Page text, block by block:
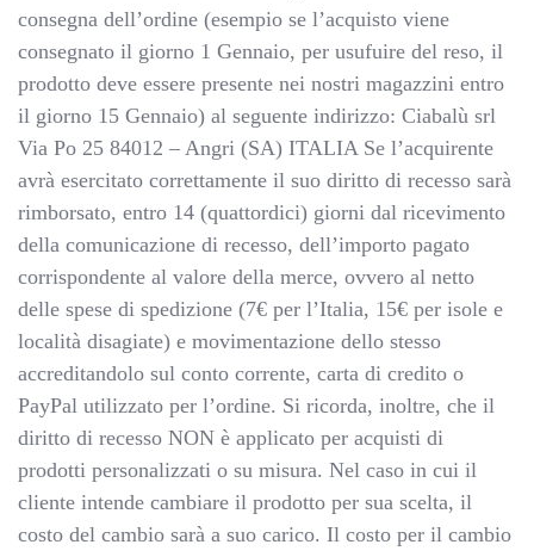
consegna dell’ordine (esempio se l’acquisto viene
consegnato il giorno 1 Gennaio, per usufuire del reso, il
prodotto deve essere presente nei nostri magazzini entro
il giorno 15 Gennaio) al seguente indirizzo: Ciabalù srl
Via Po 25 84012 – Angri (SA) ITALIA Se l’acquirente
avrà esercitato correttamente il suo diritto di recesso sarà
rimborsato, entro 14 (quattordici) giorni dal ricevimento
della comunicazione di recesso, dell’importo pagato
corrispondente al valore della merce, ovvero al netto
delle spese di spedizione (7€ per l’Italia, 15€ per isole e
località disagiate) e movimentazione dello stesso
accreditandolo sul conto corrente, carta di credito o
PayPal utilizzato per l’ordine. Si ricorda, inoltre, che il
diritto di recesso NON è applicato per acquisti di
prodotti personalizzati o su misura. Nel caso in cui il
cliente intende cambiare il prodotto per sua scelta, il
costo del cambio sarà a suo carico. Il costo per il cambio